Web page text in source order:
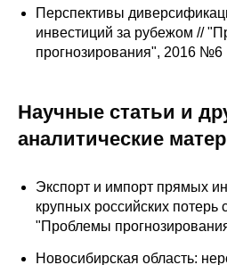
Материалы для СМИ
Научная жизнь
Проблемы
О журнале
Перспективы
инвестиций за рубежом //
прогнозирования", 2016 №6
Научные статьи и
аналитические
Экспорт и импорт прямых
крупных российских потерь
"Проблемы
Новосибирская область: